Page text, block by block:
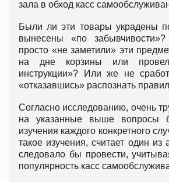
зала в обход касс
Были ли эти товары украдены
вынесены «по
просто «не заметили» эти
на дне корзины или
инструкции»? Или же не
«отказавшись» распознать
Согласно исследованию, очень
на указанные выше вопросы
изучения каждого конкретного
такое изучения, считает один из
следовало бы провести,
популярность касс